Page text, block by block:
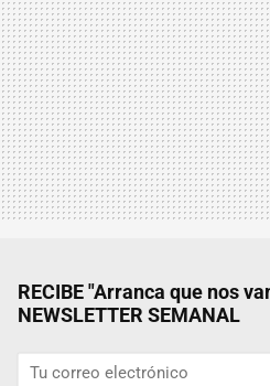
RECIBE "Arranca que nos
NEWSLETTER SEMANAL